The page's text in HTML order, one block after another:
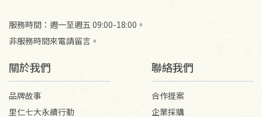
服務時間：週一至週五 09:00-18:00。
非服務時間來電請留言。
關於我們
品牌故事
里仁七大永續行動
聯絡我們
合作提案
企業採購